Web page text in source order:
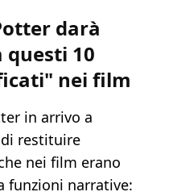
darà
questi 10
nei film
in arrivo a
restituire
nei film erano
funzioni narrative: